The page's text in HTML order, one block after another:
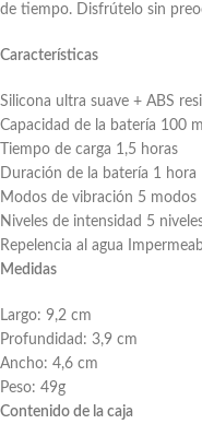
de tiempo. Disfrútelo sin
Características
Silicona ultra suave + ABS
Capacidad de la batería 100
Tiempo de carga 1,5 horas
Duración de la batería 1 hora
Modos de vibración 5 modos
Niveles de intensidad 5
Repelencia al agua
Medidas
Largo: 9,2 cm
Profundidad: 3,9 cm
Ancho: 4,6 cm
Peso: 49g
Contenido de la caja